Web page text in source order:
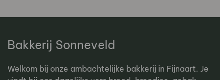
Bakkerij Sonneveld
Welkom bij onze ambachtelijke bakkerij in Fijnaart. Je